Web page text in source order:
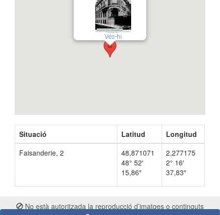
Vés-hi
Situació Latitud
Longitud
Faisanderie, 2
48,871071
48° 52′
15,86″
2,277175
2° 16′
37,83″
No està autoritzada la reproducció d’imatges o continguts